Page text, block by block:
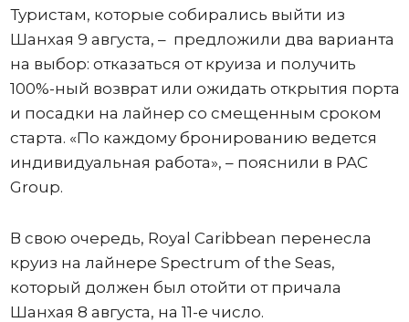
Туристам, которые собирались выйти из
Шанхая 9 августа, – предложили два варианта
на выбор: отказаться от круиза и получить
100%-ный возврат или ожидать открытия порта
и посадки на лайнер со смещенным сроком
старта. «По каждому бронированию ведется
индивидуальная работа», – пояснили в PAC
Group.
В свою очередь, Royal Caribbean перенесла
круиз на лайнере Spectrum of the Seas,
который должен был отойти от причала
Шанхая 8 августа, на 11-е число.